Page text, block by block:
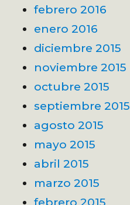
febrero 2016
enero 2016
diciembre 2015
noviembre 2015
octubre 2015
septiembre 2015
agosto 2015
mayo 2015
abril 2015
marzo 2015